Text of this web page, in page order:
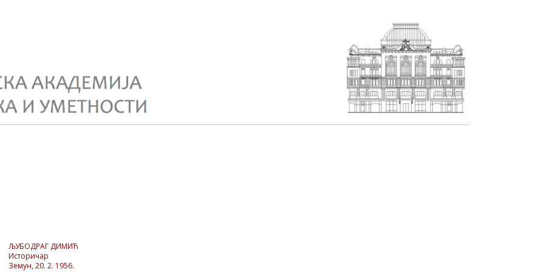
ЉУБОДРАГ ДИМИЋ
Историчар
Земун, 20. 2. 1956.